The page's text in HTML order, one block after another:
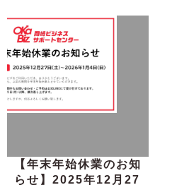
【年末年始休業のお知
らせ】2025年12月27